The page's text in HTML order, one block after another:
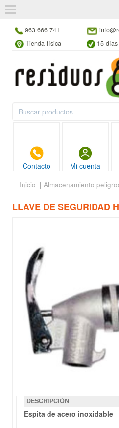
963 666 741
Tienda física
15
Contacto Mi cuenta
Inicio | Almacenamiento
LLAVE DE SEGURIDAD
DESCRIPCIÓN
Espita de acero inoxidable